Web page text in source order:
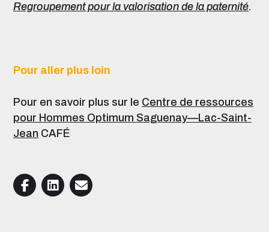
Regroupement pour la valorisation de la paternité.
Pour aller plus loin
Pour en savoir plus sur le Centre de ressources
pour Hommes Optimum Saguenay—Lac-Saint-
Jean CAFÉ